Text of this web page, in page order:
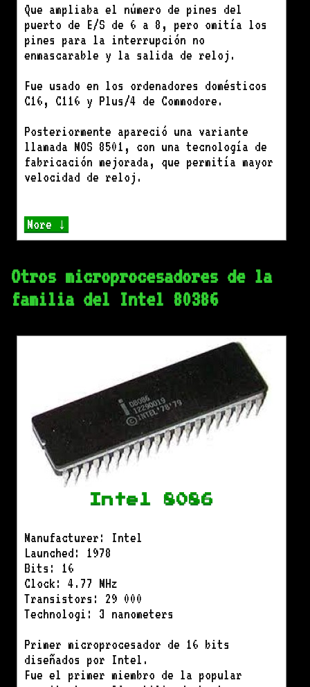
Que ampliaba el número de pines del
puerto de E/S de 6 a 8, pero omitía los
pines para la interrupción no
enmascarable y la salida de reloj.
Fue usado en los ordenadores domésticos
C16, C116 y Plus/4 de Commodore.
Posteriormente apareció una variante
llamada MOS 8501, con una tecnología de
fabricación mejorada, que permitía mayor
velocidad de reloj.
More ↓
Otros microprocesadores de la
familia del Intel 80386
Intel 8086
Manufacturer: Intel
Launched: 1978
Bits: 16
Clock: 4.77 MHz
Transistors: 29 000
Technologi: 3 nanometers
Primer microprocesador de 16 bits
diseñados por Intel.
Fue el primer miembro de la popular